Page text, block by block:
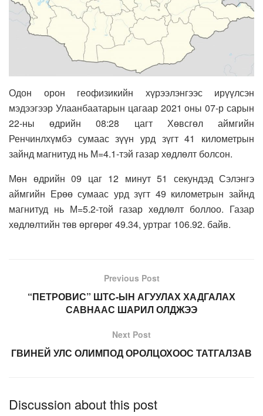
Одон орон геофизикийн хүрээлэнгээс ирүүлсэн
мэдээгээр Улаанбаатарын цагаар 2021 оны 07-р сарын
22-ны өдрийн 08:28 цагт Хөвсгөл аймгийн
Ренчинлхүмбэ сумаас зүүн урд зүгт 41 километрын
зайнд магнитуд нь М=4.1-тэй газар хөдлөлт болсон.
Мөн өдрийн 09 цаг 12 минут 51 секундэд Сэлэнгэ
аймгийн Ерөө сумаас урд зүгт 49 километрын зайнд
магнитуд нь М=5.2-той газар хөдлөлт боллоо. Газар
хөдлөлтийн төв өргөрөг 49.34, уртраг 106.92. байв.
Previous Post
“ПЕТРОВИС” ШТС-ЫН АГУУЛАХ ХАДГАЛАХ
САВНААС ШАРИЛ ОЛДЖЭЭ
Next Post
ГВИНЕЙ УЛС ОЛИМПОД ОРОЛЦОХООС ТАТГАЛЗАВ
Discussion about this post